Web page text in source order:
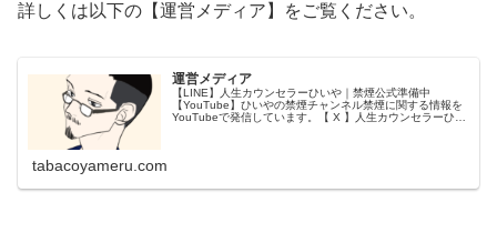
詳しくは以下の【運営メディア】をご覧ください。
運営メディア
【LINE】人生カウンセラーひいや｜禁煙公式準備中
【YouTube】ひいやの禁煙チャンネル禁煙に関する情報を
YouTubeで発信しています。【 X 】人生カウンセラーひい
tabacoyameru.com